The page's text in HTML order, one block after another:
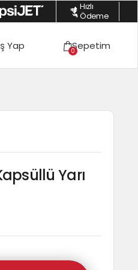
Varan Fırsatlar İstanbul İçi
Hızlı
Ödeme
Yap 0Sepetim
Yarı